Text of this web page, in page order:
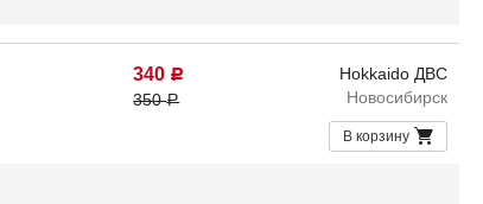
340 Р
350Р
Hokkaido ДВС
Новосибирск
В корзину